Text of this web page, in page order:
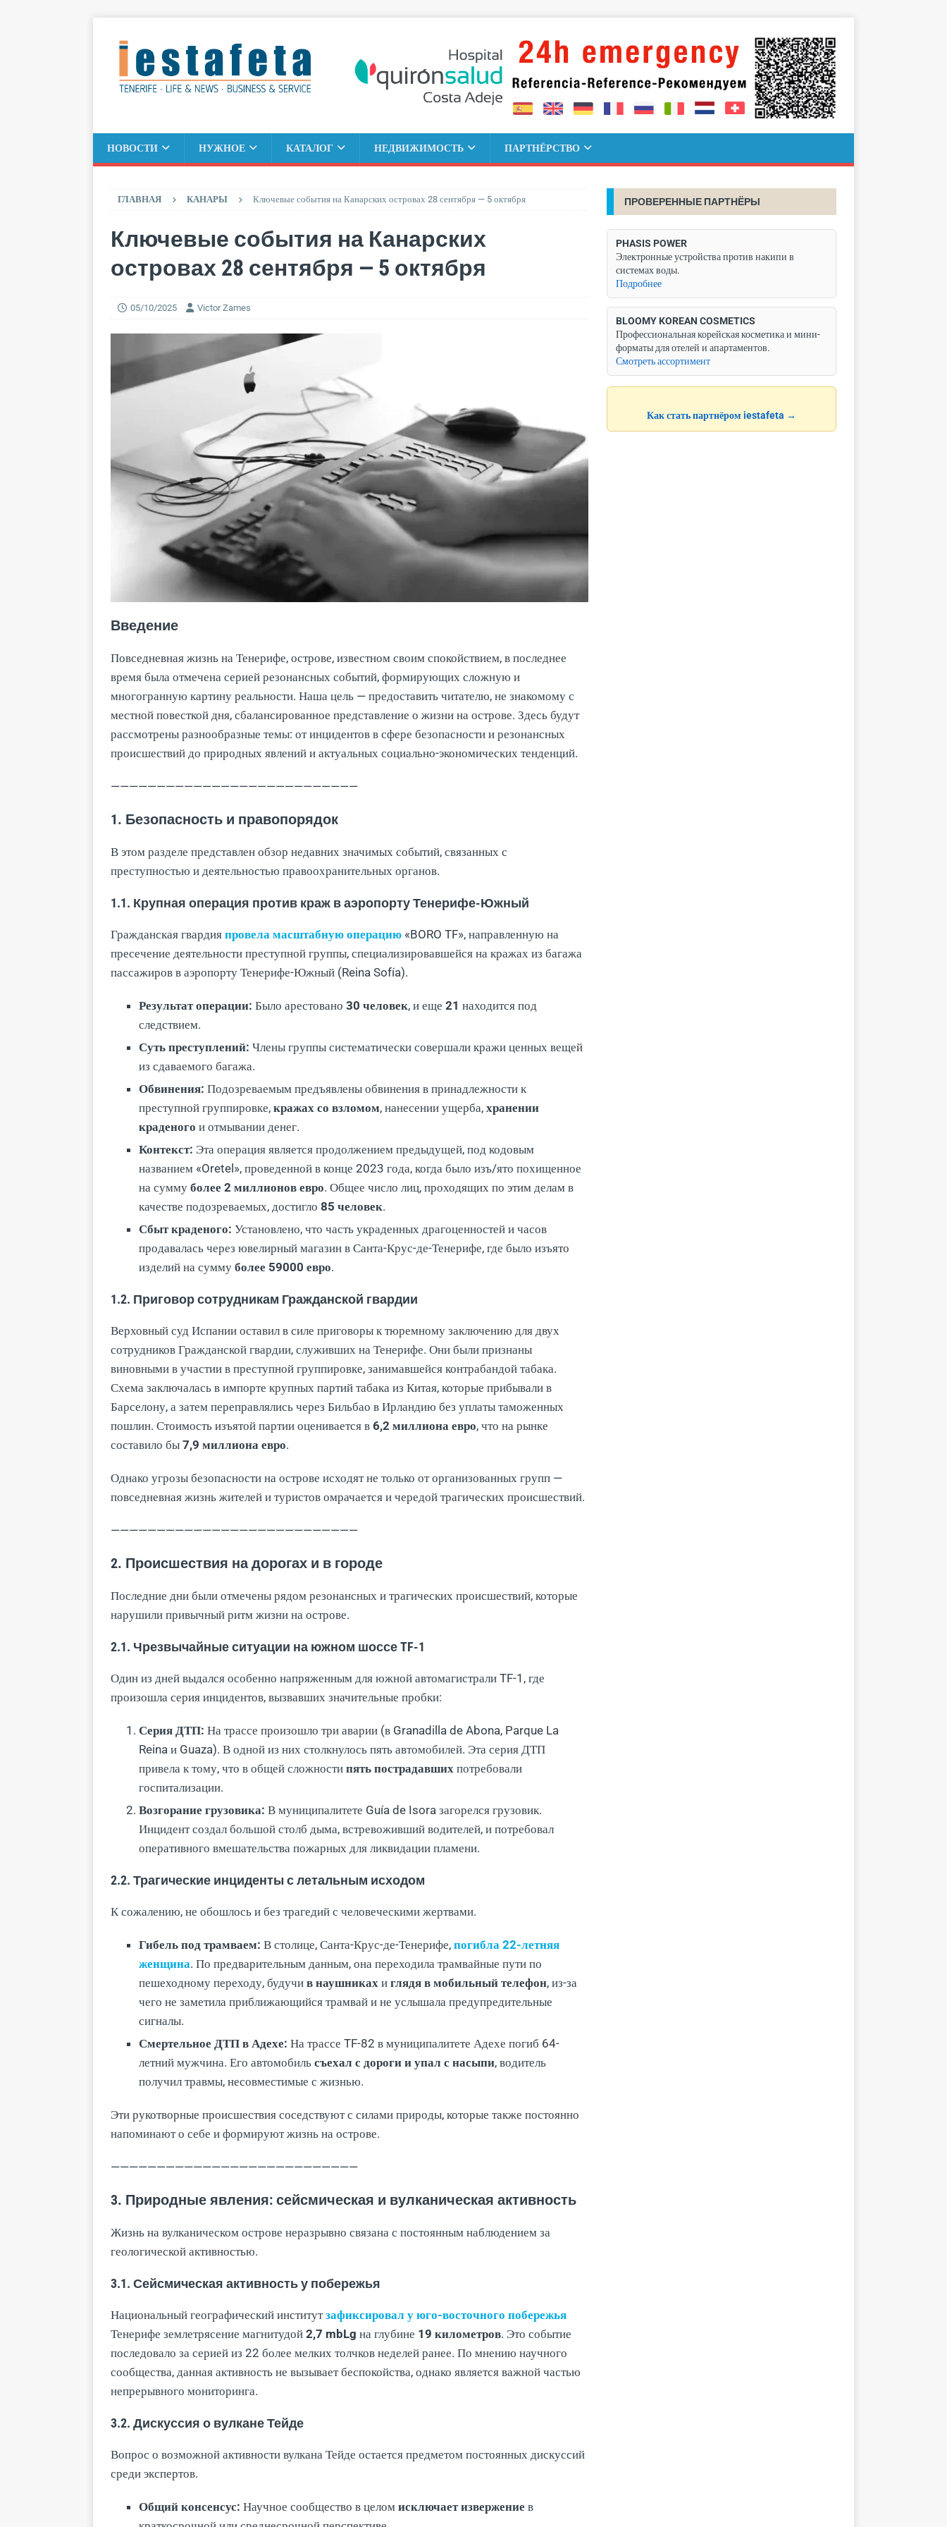
НОВОСТИ НУЖНОЕ КАТАЛОГ НЕДВИЖИМОСТЬ ПАРТНЁРСТВО
ГЛАВНАЯ КАНАРЫ Ключевые события на Канарских островах 28 сентября — 5 октября
Ключевые события на Канарских
островах 28 сентября — 5 октября
05/10/2025 Victor Zames
Введение
Повседневная жизнь на Тенерифе, острове, известном своим спокойствием, в последнее
время была отмечена серией резонансных событий, формирующих сложную и
многогранную картину реальности. Наша цель — предоставить читателю, не знакомому с
местной повесткой дня, сбалансированное представление о жизни на острове. Здесь будут
рассмотрены разнообразные темы: от инцидентов в сфере безопасности и резонансных
происшествий до природных явлений и актуальных социально-экономических тенденций.
———————————————————————————
1. Безопасность и правопорядок
В этом разделе представлен обзор недавних значимых событий, связанных с
преступностью и деятельностью правоохранительных органов.
1.1. Крупная операция против краж в аэропорту Тенерифе-Южный
Гражданская гвардия провела масштабную операцию «BORO TF», направленную на
пресечение деятельности преступной группы, специализировавшейся на кражах из багажа
пассажиров в аэропорту Тенерифе-Южный (Reina Sofía).
Результат операции: Было арестовано 30 человек, и еще 21 находится под
следствием.
Суть преступлений: Члены группы систематически совершали кражи ценных вещей
из сдаваемого багажа.
Обвинения: Подозреваемым предъявлены обвинения в принадлежности к
преступной группировке, кражах со взломом, нанесении ущерба, хранении
краденого и отмывании денег.
Контекст: Эта операция является продолжением предыдущей, под кодовым
названием «Oretel», проведенной в конце 2023 года, когда было изъ/ято похищенное
на сумму более 2 миллионов евро. Общее число лиц, проходящих по этим делам в
качестве подозреваемых, достигло 85 человек.
Сбыт краденого: Установлено, что часть украденных драгоценностей и часов
продавалась через ювелирный магазин в Санта-Крус-де-Тенерифе, где было изъято
изделий на сумму более 59000 евро.
1.2. Приговор сотрудникам Гражданской гвардии
Верховный суд Испании оставил в силе приговоры к тюремному заключению для двух
сотрудников Гражданской гвардии, служивших на Тенерифе. Они были признаны
виновными в участии в преступной группировке, занимавшейся контрабандой табака.
Схема заключалась в импорте крупных партий табака из Китая, которые прибывали в
Барселону, а затем переправлялись через Бильбао в Ирландию без уплаты таможенных
пошлин. Стоимость изъятой партии оценивается в 6,2 миллиона евро, что на рынке
составило бы 7,9 миллиона евро.
Однако угрозы безопасности на острове исходят не только от организованных групп —
повседневная жизнь жителей и туристов омрачается и чередой трагических происшествий.
———————————————————————————
2. Происшествия на дорогах и в городе
Последние дни были отмечены рядом резонансных и трагических происшествий, которые
нарушили привычный ритм жизни на острове.
2.1. Чрезвычайные ситуации на южном шоссе TF-1
Один из дней выдался особенно напряженным для южной автомагистрали TF-1, где
произошла серия инцидентов, вызвавших значительные пробки:
Серия ДТП: На трассе произошло три аварии (в Granadilla de Abona, Parque La
Reina и Guaza). В одной из них столкнулось пять автомобилей. Эта серия ДТП
привела к тому, что в общей сложности пять пострадавших потребовали
госпитализации.
Возгорание грузовика: В муниципалитете Guía de Isora загорелся грузовик.
Инцидент создал большой столб дыма, встревоживший водителей, и потребовал
оперативного вмешательства пожарных для ликвидации пламени.
2.2. Трагические инциденты с летальным исходом
К сожалению, не обошлось и без трагедий с человеческими жертвами.
Гибель под трамваем: В столице, Санта-Крус-де-Тенерифе, погибла 22-летняя
женщина. По предварительным данным, она переходила трамвайные пути по
пешеходному переходу, будучи в наушниках и глядя в мобильный телефон, из-за
чего не заметила приближающийся трамвай и не услышала предупредительные
сигналы.
Смертельное ДТП в Адехе: На трассе TF-82 в муниципалитете Адехе погиб 64-
летний мужчина. Его автомобиль съехал с дороги и упал с насыпи, водитель
получил травмы, несовместимые с жизнью.
Эти рукотворные происшествия соседствуют с силами природы, которые также постоянно
напоминают о себе и формируют жизнь на острове.
———————————————————————————
3. Природные явления: сейсмическая и вулканическая активность
Жизнь на вулканическом острове неразрывно связана с постоянным наблюдением за
геологической активностью.
3.1. Сейсмическая активность у побережья
Национальный географический институтзафиксировал у юго-восточного побережья
Тенерифе землетрясение магнитудой 2,7 mbLg на глубине 19 километров. Это событие
последовало за серией из 22 более мелких толчков неделей ранее. По мнению научного
сообщества, данная активность не вызывает беспокойства, однако является важной частью
непрерывного мониторинга.
3.2. Дискуссия о вулкане Тейде
Вопрос о возможной активности вулкана Тейде остается предметом постоянных дискуссий
среди экспертов.
Общий консенсус: Научное сообщество в целом исключает извержение в
ПРОВЕРЕННЫЕ ПАРТНЁРЫ
PHASIS POWER
Электронные устройства против накипи в
системах воды.
Подробнее
BLOOMY KOREAN COSMETICS
Профессиональная корейская косметика и мини-
форматы для отелей и апартаментов.
Смотреть ассортимент
Как стать партнёром iestafeta →